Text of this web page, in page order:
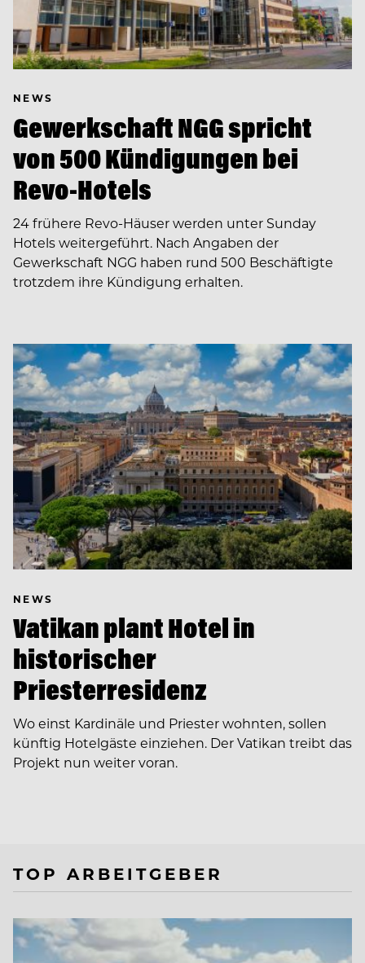
NEWS
Gewerkschaft NGG spricht
von 500 Kündigungen bei
Revo-Hotels
24 frühere Revo-Häuser werden unter Sunday
Hotels weitergeführt. Nach Angaben der
Gewerkschaft NGG haben rund 500 Beschäftigte
trotzdem ihre Kündigung erhalten.
NEWS
Vatikan plant Hotel in
historischer
Priesterresidenz
Wo einst Kardinäle und Priester wohnten, sollen
künftig Hotelgäste einziehen. Der Vatikan treibt das
Projekt nun weiter voran.
TOP ARBEITGEBER